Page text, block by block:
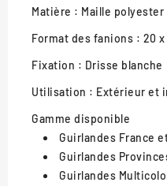
Matière : Maille polyester
Format des fanions : 20
Fixation : Drisse blanche
Utilisation : Extérieur et
Gamme disponible
Guirlandes France
Guirlandes
Guirlandes